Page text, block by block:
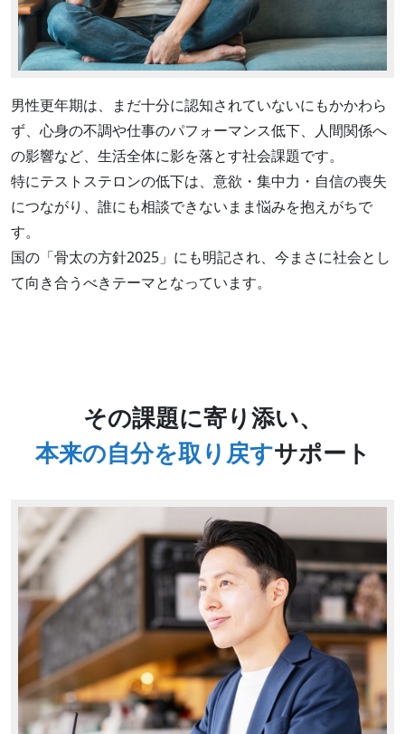
男性更年期は、まだ十分に認知されていないにもかかわら
ず、心身の不調や仕事のパフォーマンス低下、人間関係へ
の影響など、生活全体に影を落とす社会課題です。
特にテストステロンの低下は、意欲・集中力・自信の喪失
につながり、誰にも相談できないまま悩みを抱えがちで
す。
国の「骨太の方針2025」にも明記され、今まさに社会とし
て向き合うべきテーマとなっています。
その課題に寄り添い、
本来の自分を取り戻すサポート